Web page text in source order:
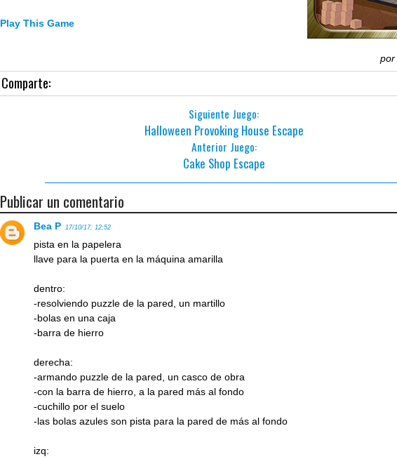
Play This Game
por
Comparte:
Siguiente Juego:
Halloween Provoking House Escape
Anterior Juego:
Cake Shop Escape
Publicar un comentario
Bea P 17/10/17, 12:52
pista en la papelera
llave para la puerta en la máquina amarilla
dentro:
-resolviendo puzzle de la pared, un martillo
-bolas en una caja
-barra de hierro
derecha:
-armando puzzle de la pared, un casco de obra
-con la barra de hierro, a la pared más al fondo
-cuchillo por el suelo
-las bolas azules son pista para la pared de más al fondo
izq: